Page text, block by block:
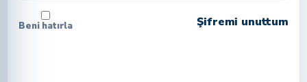
Beni hatırla Şifremi unuttum